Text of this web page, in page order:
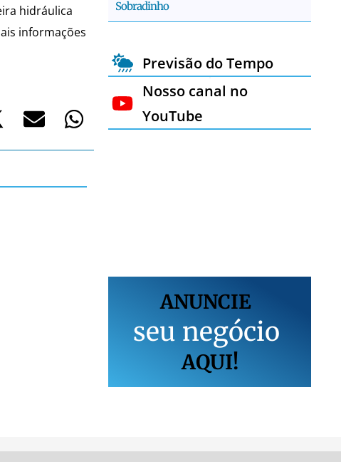
hidráulica
informações
Sobradinho
Previsão do Tempo
Nosso canal no
YouTube
ANUNCIE
seu negócio
AQUI!